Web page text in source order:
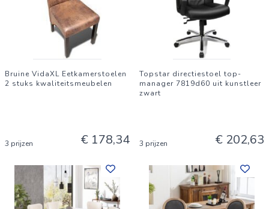
Bruine VidaXL Eetkamerstoelen
2 stuks kwaliteitsmeubelen
3 prijzen € 178,34
Topstar directiestoel top-
manager 7819d60 uit kunstleer
zwart
3 prijzen € 202,63